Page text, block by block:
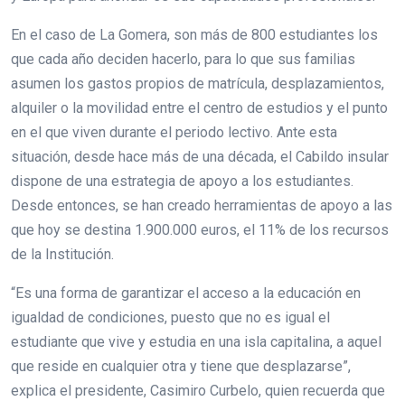
En el caso de La Gomera, son más de 800 estudiantes los
que cada año deciden hacerlo, para lo que sus familias
asumen los gastos propios de matrícula, desplazamientos,
alquiler o la movilidad entre el centro de estudios y el punto
en el que viven durante el periodo lectivo. Ante esta
situación, desde hace más de una década, el Cabildo insular
dispone de una estrategia de apoyo a los estudiantes.
Desde entonces, se han creado herramientas de apoyo a las
que hoy se destina 1.900.000 euros, el 11% de los recursos
de la Institución.
“Es una forma de garantizar el acceso a la educación en
igualdad de condiciones, puesto que no es igual el
estudiante que vive y estudia en una isla capitalina, a aquel
que reside en cualquier otra y tiene que desplazarse”,
explica el presidente, Casimiro Curbelo, quien recuerda que